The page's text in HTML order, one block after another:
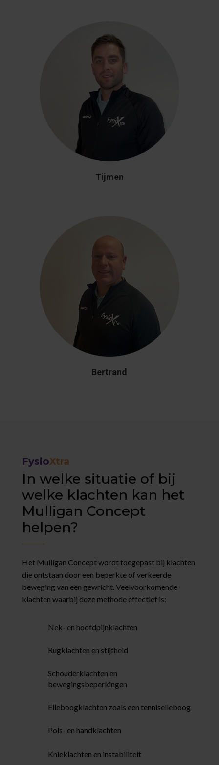
Tijmen
Bertrand
FysioXtra
In welke situatie of bij
welke klachten kan het
Mulligan Concept
helpen?
Het Mulligan Concept wordt toegepast bij klachten
die ontstaan door een beperkte of verkeerde
beweging van een gewricht.Veelvoorkomende
klachten waarbij deze methode effectief is:
Nek- en hoofdpijnklachten
Rugklachten en stijfheid
Schouderklachten en
bewegingsbeperkingen
Elleboogklachten zoals een tenniselleboog
Pols- en handklachten
Knieklachten en instabiliteit